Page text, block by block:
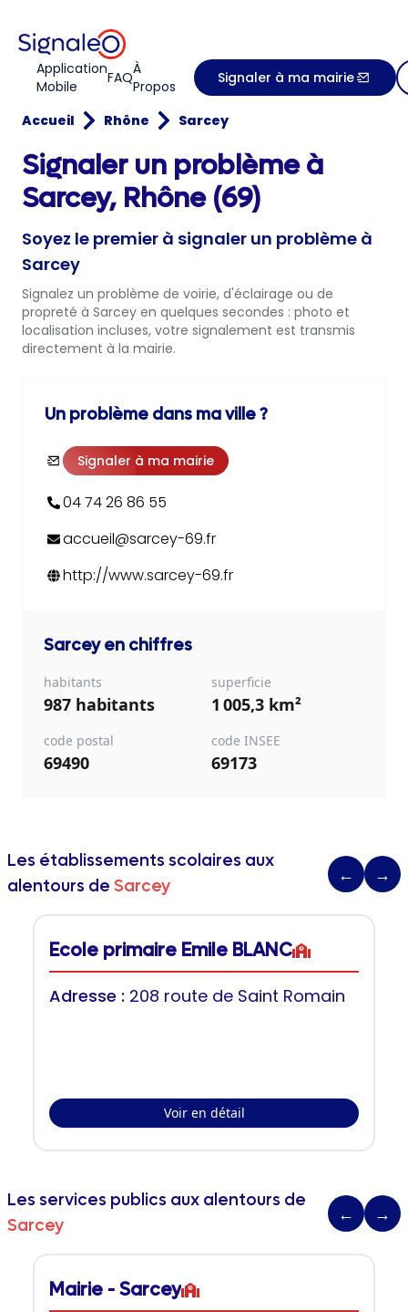
Application
Mobile
FAQÀ
Propos
Signaler à ma mairie
Accueil Rhône Sarcey
Signaler un problème à
Sarcey, Rhône (69)
Soyez le premier à signaler un problème à
Sarcey
Signalez un problème de voirie, d'éclairage ou de
propreté à Sarcey en quelques secondes : photo et
localisation incluses, votre signalement est transmis
directement à la mairie.
Un problème dans ma ville ?
Signaler à ma mairie
04 74 26 86 55
accueil@sarcey-69.fr
http://www.sarcey-69.fr
Sarceyen chiffres
habitants
987 habitants
superficie
1 005,3 km²
code postal
69490
code INSEE
69173
Les établissements scolaires aux
alentours de Sarcey
← →
Ecole primaire Emile BLANC
Adresse : 208 route de Saint Romain
Voir en détail
Les services publics aux alentours de
Sarcey
← →
Mairie - Sarcey